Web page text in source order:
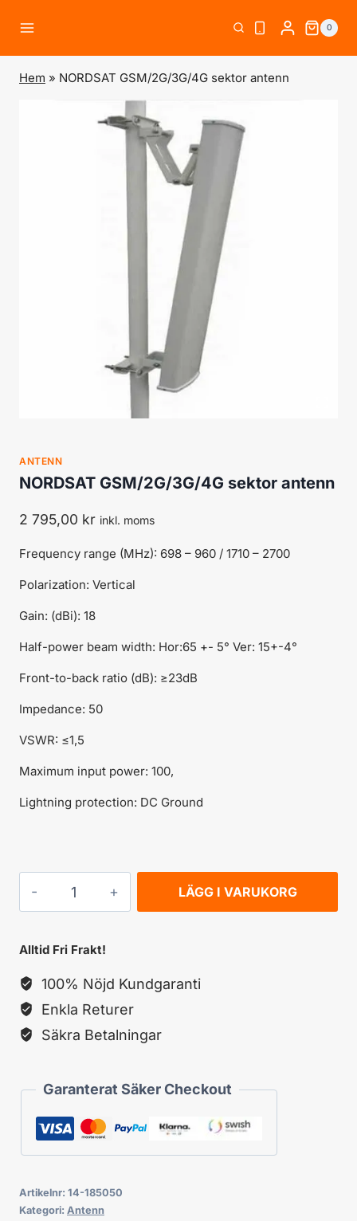
0
Hem » NORDSAT GSM/2G/3G/4G sektor antenn
ANTENN
NORDSAT GSM/2G/3G/4G sektor antenn
2 795,00 kr inkl. moms
Frequency range (MHz): 698 – 960 / 1710 – 2700
Polarization: Vertical
Gain: (dBi): 18
Half-power beam width: Hor:65 +- 5° Ver: 15+-4°
Front-to-back ratio (dB): ≥23dB
Impedance: 50
VSWR: ≤1,5
Maximum input power: 100,
Lightning protection: DC Ground
NORDSAT
GSM/2G/3G/4G
mängd
LÄGG I VARUKORG
Alltid Fri Frakt!
100% Nöjd Kundgaranti
Enkla Returer
Säkra Betalningar
Garanterat Säker Checkout
Artikelnr: 14-185050
Kategori: Antenn